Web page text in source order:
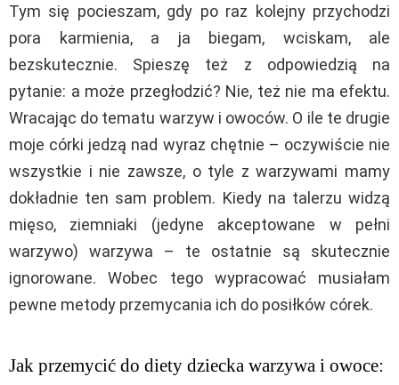
Tym się pocieszam, gdy po raz kolejny przychodzi
pora karmienia, a ja biegam, wciskam, ale
bezskutecznie. Spieszę też z odpowiedzią na
pytanie: a może przegłodzić? Nie, też nie ma efektu.
Wracając do tematu warzyw i owoców. O ile te drugie
moje córki jedzą nad wyraz chętnie – oczywiście nie
wszystkie i nie zawsze, o tyle z warzywami mamy
dokładnie ten sam problem. Kiedy na talerzu widzą
mięso, ziemniaki (jedyne akceptowane w pełni
warzywo) warzywa – te ostatnie są skutecznie
ignorowane. Wobec tego wypracować musiałam
pewne metody przemycania ich do posiłków córek.
Jak przemycić do diety dziecka warzywa i owoce: